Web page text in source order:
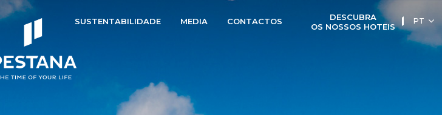
SUSTENTABILIDADE MEDIA CONTACTOS
DESCUBRA
OS NOSSOS HOTEIS
PT
EN